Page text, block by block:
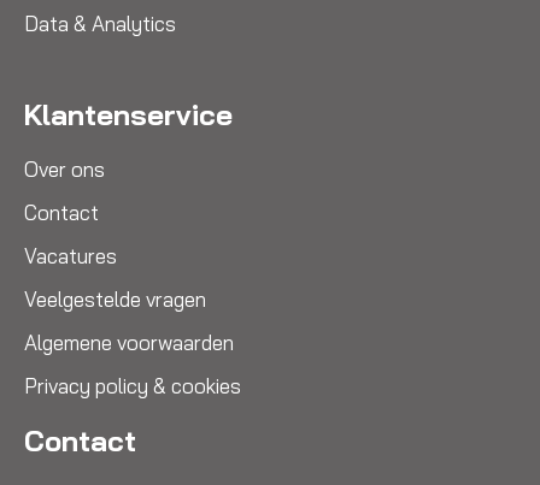
Data & Analytics
Klantenservice
Over ons
Contact
Vacatures
Veelgestelde vragen
Algemene voorwaarden
Privacy policy & cookies
Contact